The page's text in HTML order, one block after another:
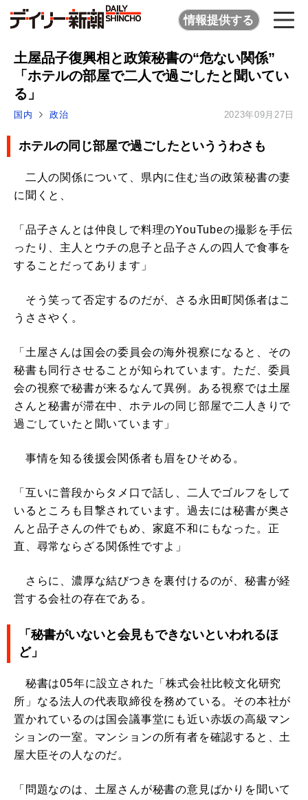
情報提供する
土屋品子復興相と政策秘書の“危ない関係”
「ホテルの部屋で二人で過ごしたと聞いてい
る」
国内 政治 2023年09月27日
ホテルの同じ部屋で過ごしたといううわさも
二人の関係について、県内に住む当の政策秘書の妻
に聞くと、
「品子さんとは仲良しで料理のYouTubeの撮影を手伝
ったり、主人とウチの息子と品子さんの四人で食事を
することだってあります」
そう笑って否定するのだが、さる永田町関係者はこ
うささやく。
「土屋さんは国会の委員会の海外視察になると、その
秘書も同行させることが知られています。ただ、委員
会の視察で秘書が来るなんて異例。ある視察では土屋
さんと秘書が滞在中、ホテルの同じ部屋で二人きりで
過ごしていたと聞いています」
事情を知る後援会関係者も眉をひそめる。
「互いに普段からタメ口で話し、二人でゴルフをして
いるところも目撃されています。過去には秘書が奥さ
んと品子さんの件でもめ、家庭不和にもなった。正
直、尋常ならざる関係性ですよ」
さらに、濃厚な結びつきを裏付けるのが、秘書が経
営する会社の存在である。
「秘書がいないと会見もできないといわれるほ
ど」
秘書は05年に設立された「株式会社比較文化研究
所」なる法人の代表取締役を務めている。その本社が
置かれているのは国会議事堂にも近い赤坂の高級マン
ションの一室。マンションの所有者を確認すると、土
屋大臣その人なのだ。
「問題なのは、土屋さんが秘書の意見ばかりを聞いて